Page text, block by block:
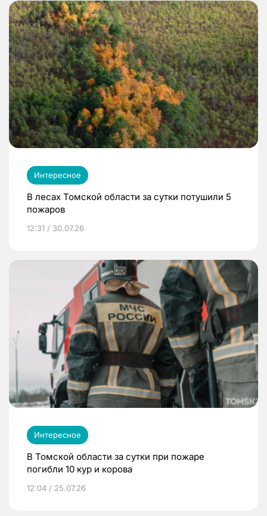
Интересное
В лесах Томской области за сутки потушили 5
пожаров
12:31 / 30.07.26
Интересное
В Томской области за сутки при пожаре
погибли 10 кур и корова
12:04 / 25.07.26